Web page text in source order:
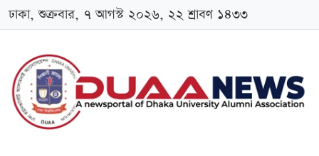
ঢাকা, শুক্রবার, ৭ আগস্ট ২০২৬, ২২ শ্রাবণ ১৪৩৩